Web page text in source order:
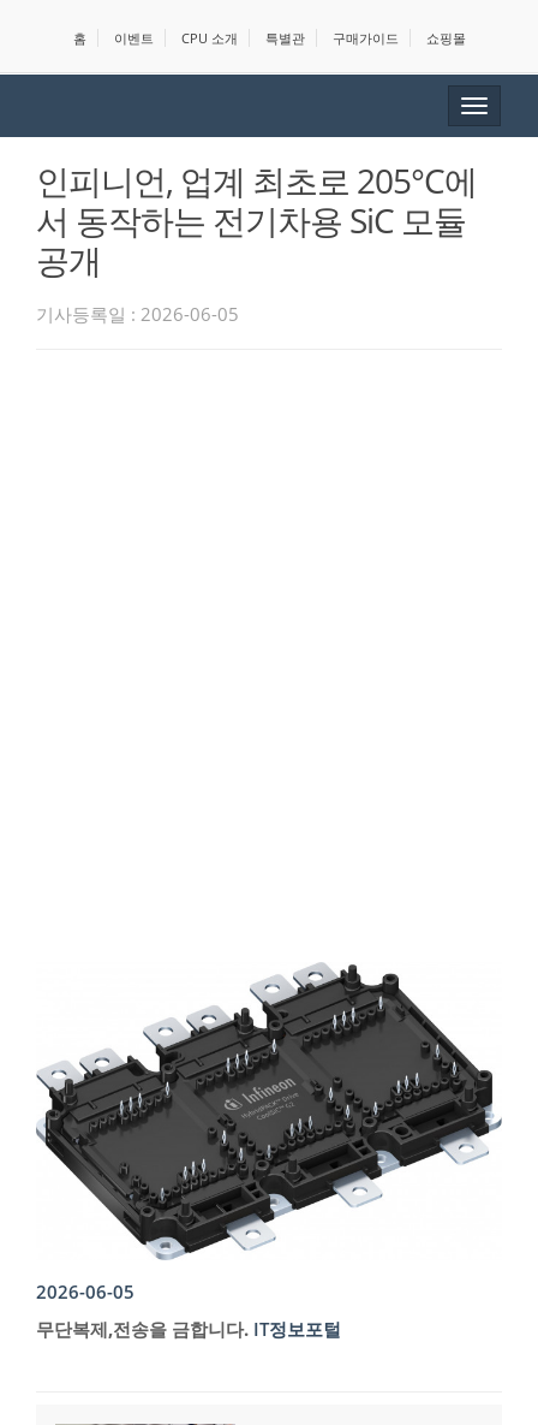
홈 이벤트 CPU 소개 특별관 구매가이드 쇼핑몰
Toggle
인피니언, 업계 최초로 205°C에
서 동작하는 전기차용 SiC 모듈
공개
기사등록일 : 2026-06-05
2026-06-05
무단복제,전송을 금합니다. IT정보포털